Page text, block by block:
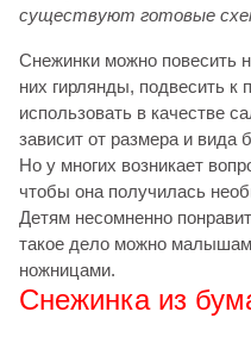
существуют готовые
Снежинки можно повесить
них гирлянды, подвесить к
использовать в качестве
зависит от размера и вида
Но у многих возникает
чтобы она получилась
Детям несомненно
такое дело можно
ножницами.
Снежинка из